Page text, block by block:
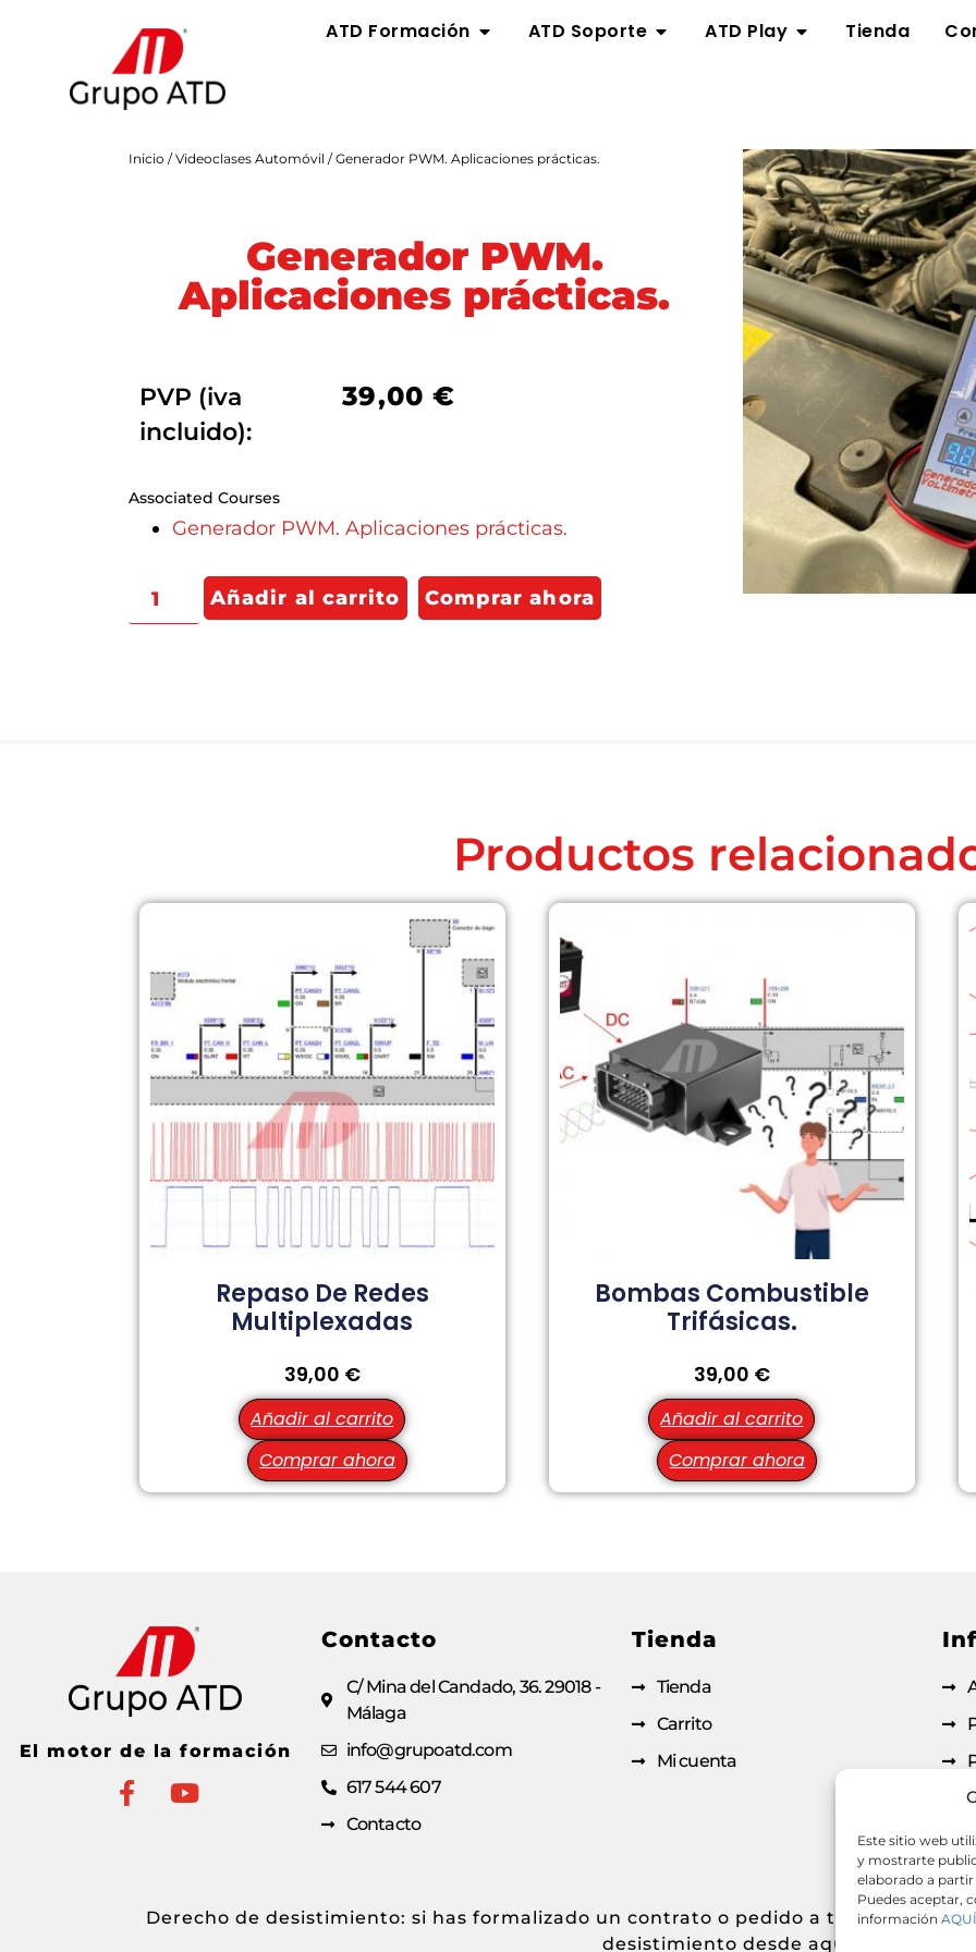
Este sitio web
y mostrarte
elaborado a
Puedes aceptar,
información AQUÍ
ATD Formación ATD Soporte ATD Play Tienda
Inicio /Videoclases Automóvil / Generador PWM. Aplicaciones prácticas.
Generador PWM.
Aplicaciones prácticas.
PVP (iva
incluido):
39,00€
Associated Courses
Generador PWM. Aplicaciones prácticas.
Añadir al carrito Comprar ahora
Productos
Repaso De Redes
Multiplexadas
39,00 €
Añadir al carrito
Comprar ahora
Bombas Combustible
Trifásicas.
39,00 €
Añadir al carrito
Comprar ahora
El motor de la formación
Contacto
C/ Mina del Candado, 36. 29018 -
Málaga
info@grupoatd.com
617 544 607
Contacto
Tienda
Tienda
Carrito
Mi cuenta
Derecho de desistimiento: si has formalizado un contrato o pedido a través de esta
desistimiento desde aquí.